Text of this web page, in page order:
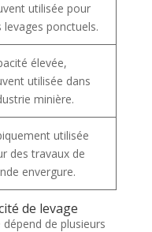
utilisée pour
levages ponctuels.
élevée,
utilisée dans
minière.
utilisée
des travaux de
envergure.
de levage
dépend de plusieurs